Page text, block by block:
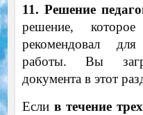
11. Решение
решение, которое
рекомендовал
работы. Вы
документа в этот
Если в течение